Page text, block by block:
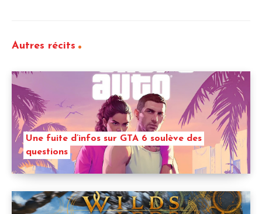
Autres récits
Une fuite d’infos sur GTA 6 soulève des
questions